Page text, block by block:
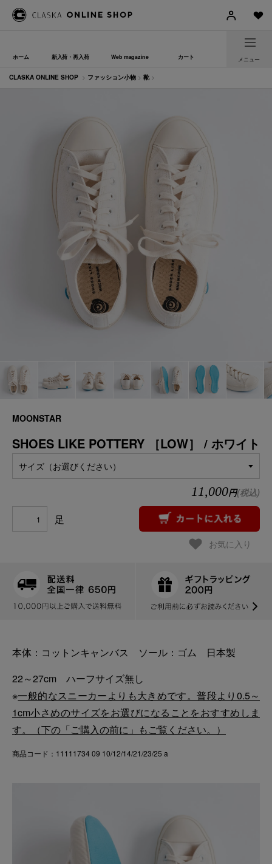
ホーム 新入荷・再入荷 Web magazine カート メニュー
CLASKA ONLINE SHOP > ファッション小物 > 靴 >
MOONSTAR
SHOES LIKE POTTERY ［LOW］ / ホワイト
サイズ（お選びください）
11,000円(税込)
足
お気に入り
本体：コットンキャンバス ソール：ゴム 日本製
22～27cm ハーフサイズ無し
※一般的なスニーカーよりも大きめです。普段より0.5～
1cm小さめのサイズをお選びになることをおすすめしま
す。（下の「ご購入の前に」もご覧ください。）
商品コード：11111734 09 10/12/14/21/23/25 a